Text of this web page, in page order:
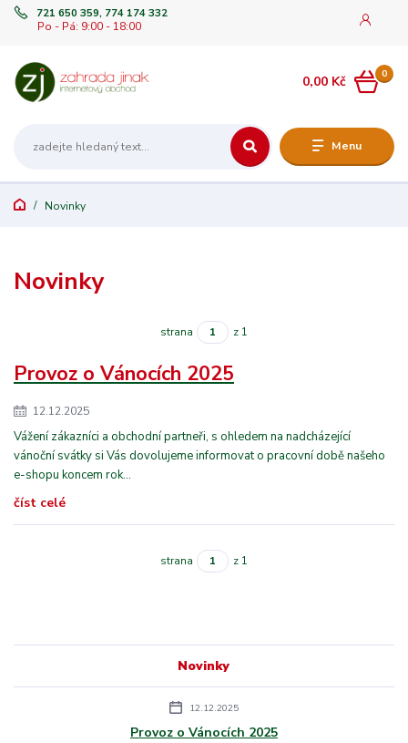
Menu
721 650 359, 774 174 332
Po - Pá: 9:00 - 18:00
0
0,00 Kč
Novinky
Novinky
12.12.2025
Provoz o Vánocích 2025
Novinky
strana z 1
Provoz o Vánocích 2025
12.12.2025
Vážení zákazníci a obchodní partneři, s ohledem na nadcházející
vánoční svátky si Vás dovolujeme informovat o pracovní době našeho
e-shopu koncem rok...
číst celé
strana z 1